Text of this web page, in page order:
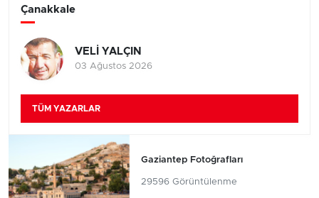
Çanakkale
VELİ YALÇIN
03 Ağustos 2026
TÜM YAZARLAR
Gaziantep Fotoğrafları
29596 Görüntülenme